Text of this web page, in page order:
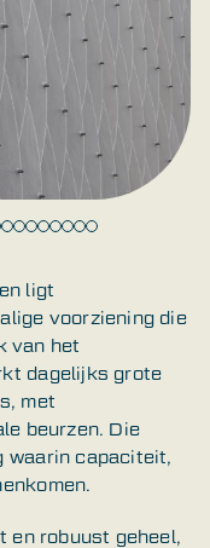
ligt
voorziening die
van het
dagelijks grote
met
beurzen. Die
waarin capaciteit,
en robuust geheel,